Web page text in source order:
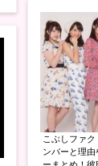
こぶしファ
ンバーと理由